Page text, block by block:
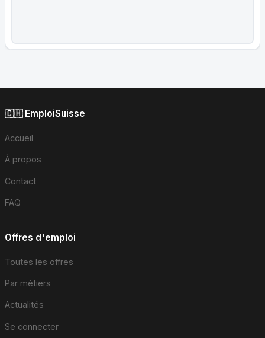
🇨🇭 EmploiSuisse
Accueil
À propos
Contact
FAQ
Offres d'emploi
Toutes les offres
Par métiers
Actualités
Se connecter